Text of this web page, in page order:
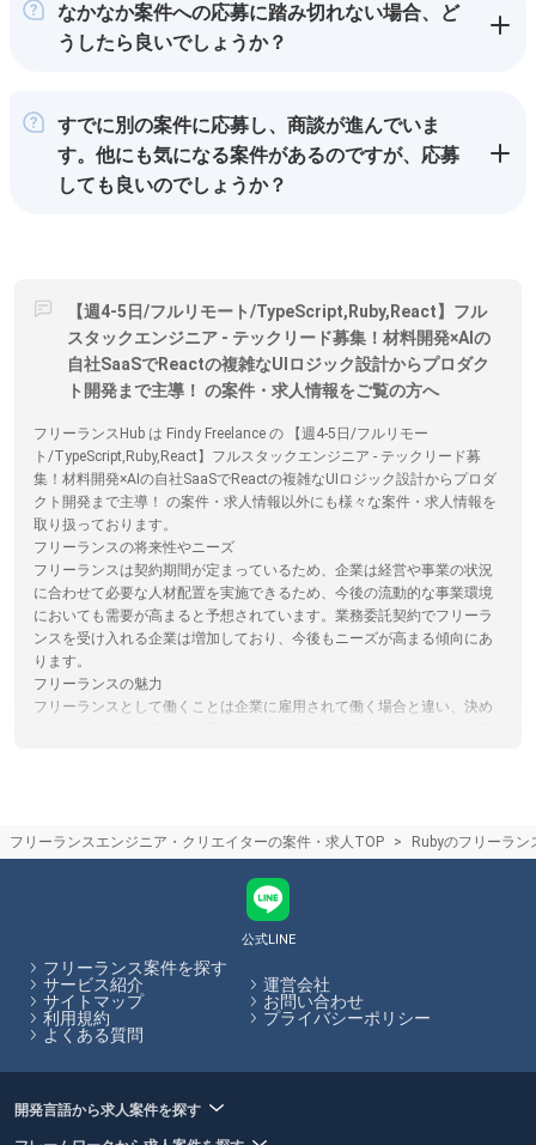
なかなか案件への応募に踏み切れない場合、ど
うしたら良いでしょうか？
すでに別の案件に応募し、商談が進んでいま
す。他にも気になる案件があるのですが、応募
しても良いのでしょうか？
【週4-5日/フルリモート/TypeScript,Ruby,React】フル
スタックエンジニア - テックリード募集！材料開発×AIの
自社SaaSでReactの複雑なUIロジック設計からプロダク
ト開発まで主導！ の案件・求人情報をご覧の方へ
フリーランスHub は Findy Freelance の 【週4-5日/フルリモー
ト/TypeScript,Ruby,React】フルスタックエンジニア - テックリード募
集！材料開発×AIの自社SaaSでReactの複雑なUIロジック設計からプロダ
クト開発まで主導！ の案件・求人情報以外にも様々な案件・求人情報を
取り扱っております。
フリーランスの将来性やニーズ
フリーランスは契約期間が定まっているため、企業は経営や事業の状況
に合わせて必要な人材配置を実施できるため、今後の流動的な事業環境
においても需要が高まると予想されています。業務委託契約でフリーラ
ンスを受け入れる企業は増加しており、今後もニーズが高まる傾向にあ
ります。
フリーランスの魅力
フリーランスとして働くことは企業に雇用されて働く場合と違い、決め
エージェント担当者とのカウンセリング面談の際には、希望の単価や稼
で、お客様の希望に合った案件の紹介可能性が高まります。フリーラン
スHubでは、各エージェントのサービス内容やその比較をサイト内で行
フリーランスHubはお客様のフリーランス案件探しを最大限サポートし
ていきます。
フリーランスエンジニア・クリエイターの案件・求人TOP Rubyのフリーラン
公式LINE
フリーランス案件を探す
サービス紹介
運営会社
サイトマップ
お問い合わせ
利用規約
プライバシーポリシー
よくある質問
開発言語から求人案件を探す